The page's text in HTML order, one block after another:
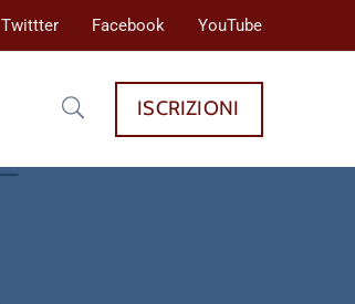
Twittter Facebook YouTube
ISCRIZIONI